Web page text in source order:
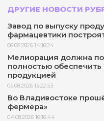
ДРУГИЕ НОВОСТИ
Завод по выпуску
фармацевтики
06.08.2026 14:16:24
Мелиорация должна
полностью обеспечить
продукцией
05.08.2026 15:22:53
Во Владивостоке
фермера»
04.08.2026 16:16:44